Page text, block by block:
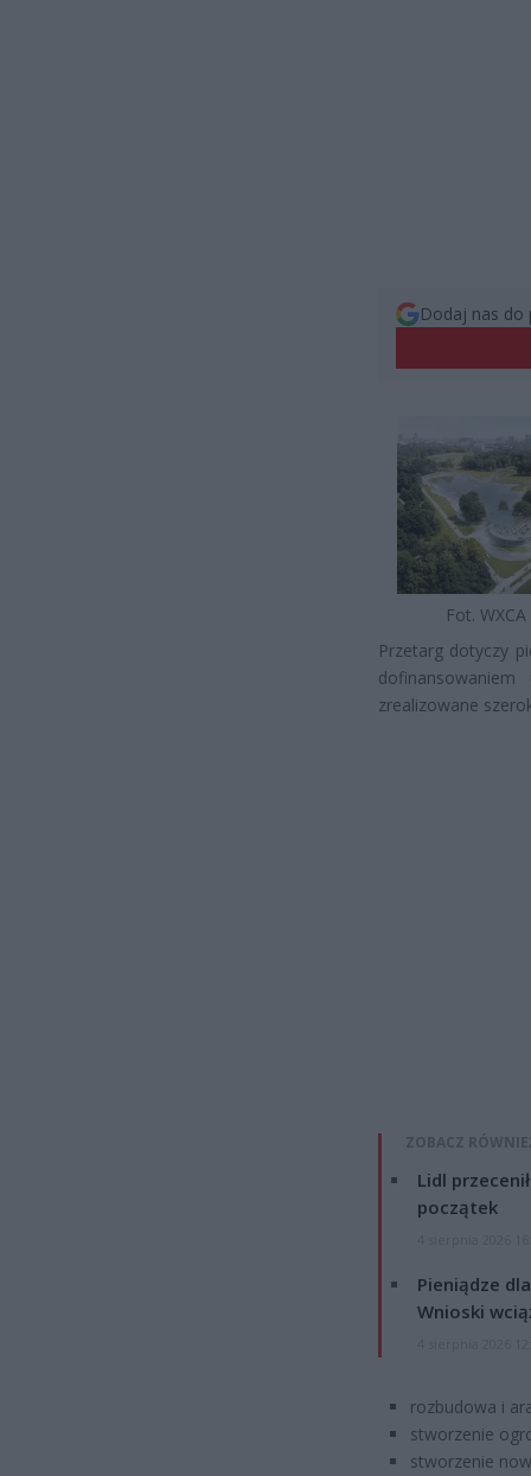
Dodaj nas do
Fot. WXCA
Przetarg dotyczy
zrealizowane
ZOBACZ
Lidl
początek
Pieniądze
Wnioski
rozbudowa i
stworzenie
stworzenie